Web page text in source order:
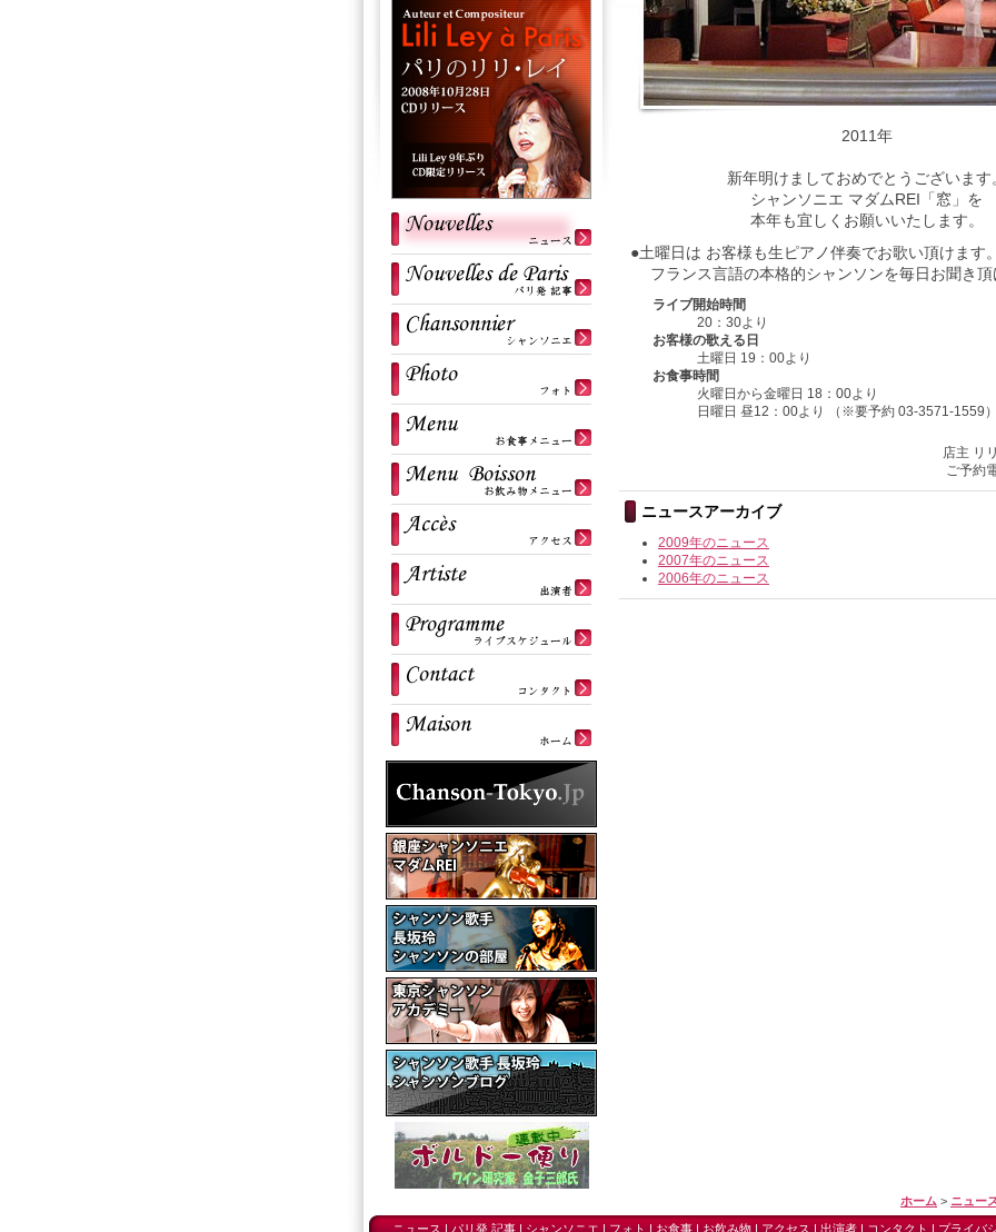
2011年
新年明けましておめでとうございます
シャンソニエ マダムREI「窓」を
本年も宜しくお願いいたします。
●土曜日は お客様も生ピアノ伴奏でお歌い頂けます
フランス言語の本格的シャンソンを毎日お聞き頂
ライブ開始時間
20：30より
お客様の歌える日
土曜日 19：00より
お食事時間
火曜日から金曜日 18：00より
日曜日 昼12：00より （※要予約 03-3571-1559
店主 リ
ご予約
ニュースアーカイブ
2009年のニュース
2007年のニュース
2006年のニュース
ホーム > ニュー
ニュース | パリ発 記事 | シャンソニエ | フォト | お食事 | お飲み物 | アクセス | 出演者 | コンタクト | プライバ